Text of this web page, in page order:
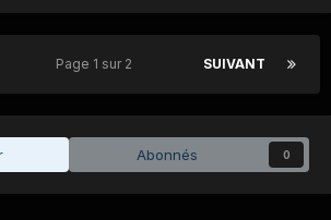
SUIVANT
Page 1 sur 2
Abonnés 0